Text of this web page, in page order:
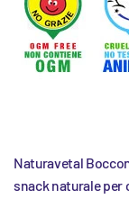
Naturavetal
snack naturale per